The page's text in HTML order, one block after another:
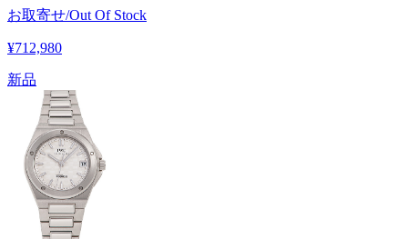
お取寄せ/Out Of Stock
¥712,980
新品